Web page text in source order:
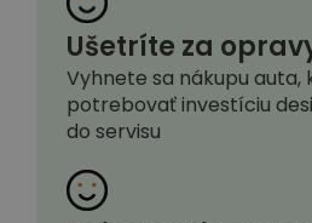
Ušetríte za
Vyhnete sa nákupu
potrebovať investíciu
do servisu